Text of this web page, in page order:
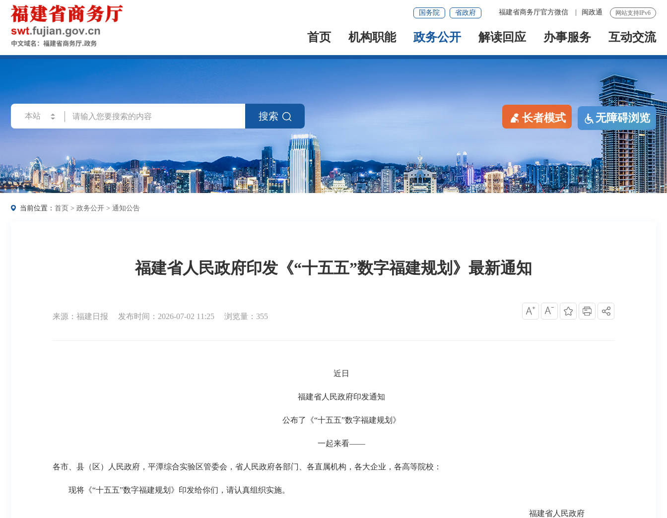
网站支持IPv6
福建省商务厅官方微信 闽政通
国务院 省政府
首页 机构职能 政务公开 解读回应 办事服务 互动交流
搜索 长者模式 无障碍浏览
当前位置： 首页 > 政务公开 > 通知公告
福建省人民政府印发《“十五五”数字福建规划》最新通知
来源：福建日报 发布时间：2026-07-02 11:25 浏览量：355
近日
福建省人民政府印发通知
公布了《“十五五”数字福建规划》
一起来看——
各市、县（区）人民政府，平潭综合实验区管委会，省人民政府各部门、各直属机构，各大企业，各高等院校：
现将《“十五五”数字福建规划》印发给你们，请认真组织实施。
福建省人民政府